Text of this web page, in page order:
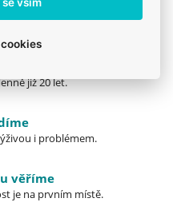
/ nízký obsah fosforu
lepku, vysoká
) – přírodní zdroj
prebiotické vlákniny
podpora funkce
pro
již 20 let.
i problémem.
věříme
je na prvním místě.
vším